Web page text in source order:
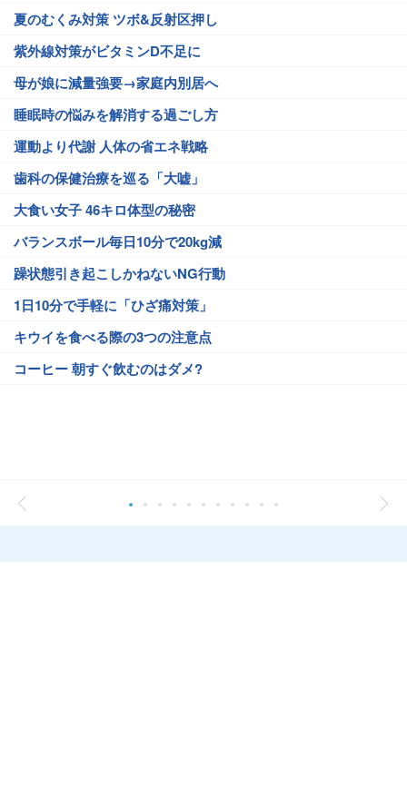
夏のむくみ対策 ツボ&反射区押し
紫外線対策がビタミンD不足に
母が娘に減量強要→家庭内別居へ
睡眠時の悩みを解消する過ごし方
運動より代謝 人体の省エネ戦略
歯科の保健治療を巡る「大嘘」
大食い女子 46キロ体型の秘密
バランスボール毎日10分で20kg減
躁状態引き起こしかねないNG行動
1日10分で手軽に「ひざ痛対策」
キウイを食べる際の3つの注意点
コーヒー 朝すぐ飲むのはダメ?